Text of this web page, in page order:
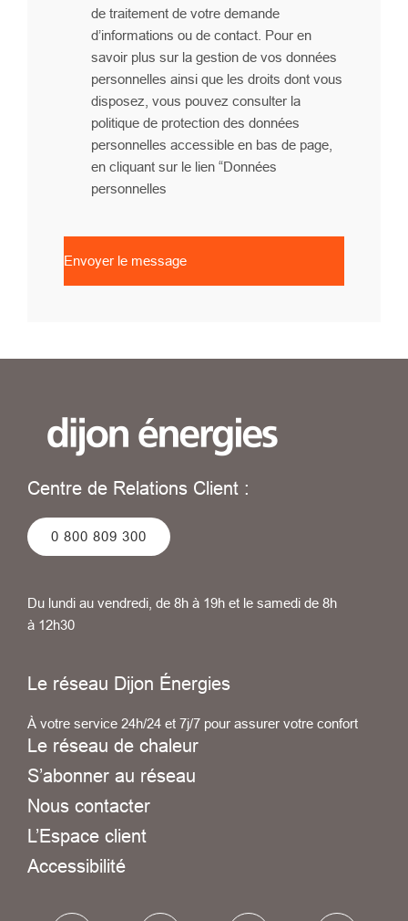
de traitement de votre demande
d’informations ou de contact. Pour en
savoir plus sur la gestion de vos données
personnelles ainsi que les droits dont vous
disposez, vous pouvez consulter la
politique de protection des données
personnelles accessible en bas de page,
en cliquant sur le lien “Données
personnelles
Envoyer le message
Centre de Relations Client :
0 800 809 300
Du lundi au vendredi, de 8h à 19h et le samedi de 8h
à 12h30
Le réseau Dijon Énergies
À votre service 24h/24 et 7j/7 pour assurer votre confort
Le réseau de chaleur
S’abonner au réseau
Nous contacter
L’Espace client
Accessibilité